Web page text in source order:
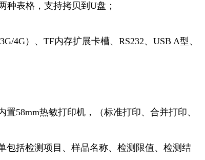
种表格，支持拷贝到U盘；
4G）、TF内存扩展卡槽、RS232、USB A型、
置58mm热敏打印机，（标准打印、合并打印、
包括检测项目、样品名称、检测限值、检测结